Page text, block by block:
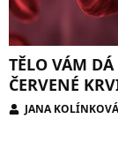
TĚLO VÁM DÁ
ČERVENÉ
JANA KOLÍNKOVÁ